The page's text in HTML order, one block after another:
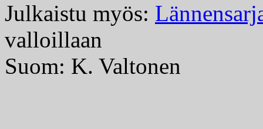
Julkaistu myös:
valloillaan
Suom: K. Valtonen